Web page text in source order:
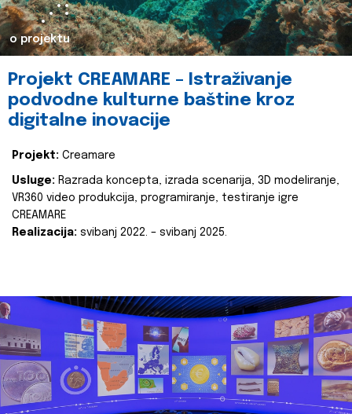
o projektu
Projekt CREAMARE – Istraživanje
podvodne kulturne baštine kroz
digitalne inovacije
Projekt: Creamare
Usluge: Razrada koncepta, izrada scenarija, 3D modeliranje,
VR360 video produkcija, programiranje, testiranje igre
CREAMARE
Realizacija: svibanj 2022. – svibanj 2025.